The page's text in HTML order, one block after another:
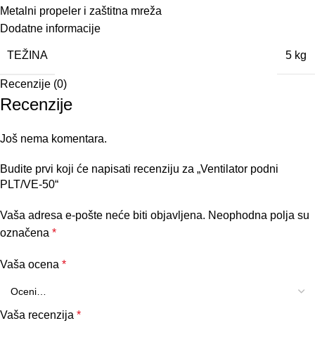
Metalni propeler i zaštitna mreža
Dodatne informacije
TEŽINA 5 kg
Recenzije (0)
Recenzije
Još nema komentara.
Budite prvi koji će napisati recenziju za „Ventilator podni
PLT/VE-50“
Vaša adresa e-pošte neće biti objavljena. Neophodna polja su
označena *
Vaša ocena *
Vaša recenzija *